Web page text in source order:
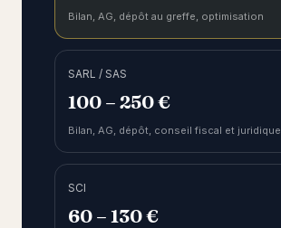
Bilan, AG, dépôt au greffe, optimisation
SARL / SAS
100 – 250 €
Bilan, AG, dépôt, conseil fiscal et juridique
SCI
60 – 130 €